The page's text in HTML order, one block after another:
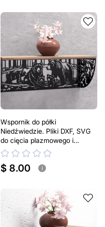
Wspornik do półki
Niedźwiedzie. Pliki DXF, SVG
do cięcia plazmowego i
laserowego. Uchwyt do półki
$ 8.00 i